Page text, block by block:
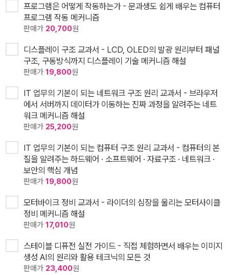
프로그램은 어떻게 작동하는가 - 문과생도 쉽게 배우는 컴퓨터
프로그램 작동 메커니즘
판매가 20,700원
디스플레이 구조 교과서 - LCD, OLED의 발광 원리부터 패널
구조, 구동방식까지 디스플레이 기술 메커니즘 해설
판매가 19,800원
IT 업무의 기본이 되는 네트워크 구조 원리 교과서 - 브라우저
에서 서버까지 데이터가 이동하는 진짜 과정을 알려주는 네트
워크 메커니즘 해설
판매가 25,200원
IT 업무의 기본이 되는 컴퓨터 구조 원리 교과서 - 컴퓨터의 본
질을 알려주는 하드웨어 · 소프트웨어 · 자료구조 · 네트워크 ·
보안의 핵심 개념
판매가 19,800원
모터바이크 정비 교과서 - 라이더의 심장을 울리는 모터사이클
정비 메커니즘 해설
판매가 17,010원
스테이블 디퓨전 실전 가이드 - 직접 체험하면서 배우는 이미지
생성 AI의 원리와 활용 테크닉의 모든 것
판매가 23,400원